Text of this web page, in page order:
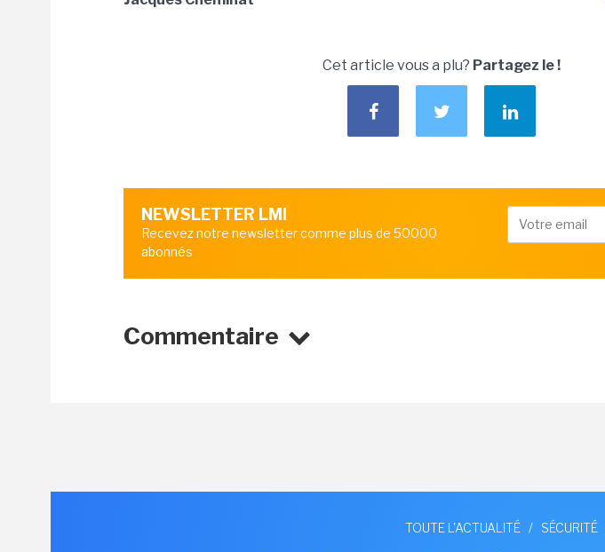
Cet article vous a plu? Partagez le !
NEWSLETTER LMI
Recevez notre newsletter comme plus de 50000
abonnés
Commentaire
TOUTE L'ACTUALITÉ / SÉCURITÉ